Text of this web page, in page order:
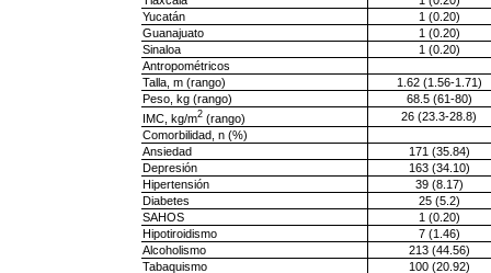
Yucatán
1 (0.20)
Guanajuato
1 (0.20)
Sinaloa
1 (0.20)
Antropométricos
Talla, m (rango)
1.62 (1.56-1.71)
Peso, kg (rango)
68.5 (61-80)
IMC, kg/m2 (rango)
26 (23.3-28.8)
Comorbilidad, n (%)
Ansiedad
171 (35.84)
Depresión
163 (34.10)
Hipertensión
39 (8.17)
Diabetes
25 (5.2)
SAHOS
1 (0.20)
Hipotiroidismo
7 (1.46)
Alcoholismo
213 (44.56)
Tabaquismo
100 (20.92)